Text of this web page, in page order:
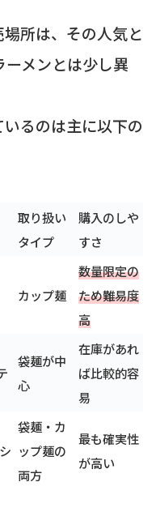
所は、その人気と
メンとは少し異
るのは主に以下の
取り扱い
タイプ
購入のしや
すさ
カップ麺
数量限定の
ため難易度
高
袋麺が中
心
在庫があれ
ば比較的容
易
袋麺・カ
ップ麺の
両方
最も確実性
が高い